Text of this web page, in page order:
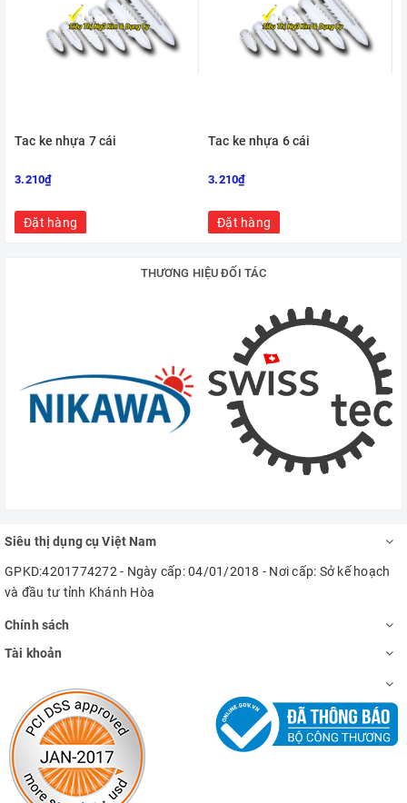
Tac ke nhựa 7 cái
3.210₫
Đặt hàng
Tac ke nhựa 6 cái
3.210₫
Đặt hàng
THƯƠNG HIỆU ĐỐI TÁC
Siêu thị dụng cụ Việt Nam
GPKD:4201774272 - Ngày cấp: 04/01/2018 - Nơi cấp: Sở kế hoạch
và đầu tư tỉnh Khánh Hòa
Chính sách
Tài khoản